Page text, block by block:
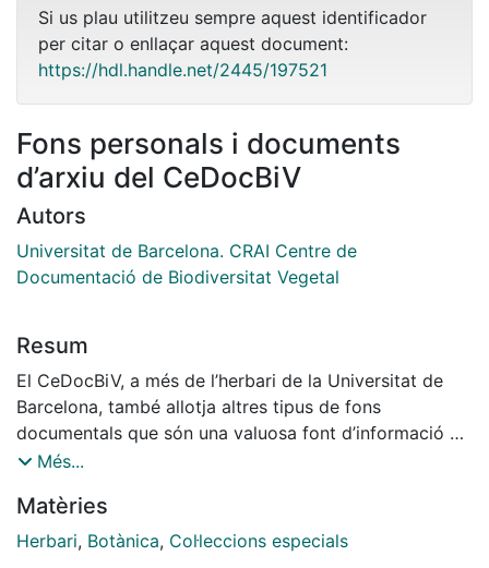
Si us plau utilitzeu sempre aquest identificador
per citar o enllaçar aquest document:
https://hdl.handle.net/2445/197521
Fons personals i documents
d’arxiu del CeDocBiV
Autors
Universitat de Barcelona. CRAI Centre de
Documentació de Biodiversitat Vegetal
Resum
El CeDocBiV, a més de l’herbari de la Universitat de
Barcelona, també allotja altres tipus de fons
documentals que són una valuosa font d’informació de
cara a la documentació de les mostres de l’herbari.
recerca i la docència en l’àmbit de la biodiversitat
vegetal, amb una llarga tradició a la nostra Universitat.
Més...
Matèries
Herbari, Botànica, Col·leccions especials